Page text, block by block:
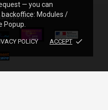
— you can
Modules /
Popup.
POLICY ACCEPT done